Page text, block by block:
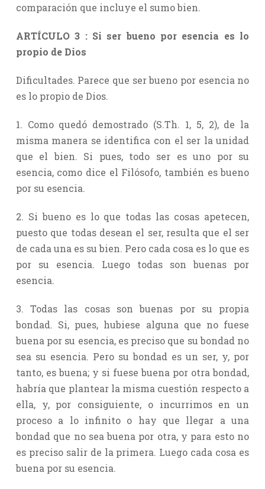
comparación que incluye el sumo bien.
ARTÍCULO 3 : Si ser bueno por esencia es lo
propio de Dios
Dificultades. Parece que ser bueno por esencia no
es lo propio de Dios.
1. Como quedó demostrado (S.Th. 1, 5, 2), de la
misma manera se identifica con el ser la unidad
que el bien. Si pues, todo ser es uno por su
esencia, como dice el Filósofo, también es bueno
por su esencia.
2. Si bueno es lo que todas las cosas apetecen,
puesto que todas desean el ser, resulta que el ser
de cada una es su bien. Pero cada cosa es lo que es
por su esencia. Luego todas son buenas por
esencia.
3. Todas las cosas son buenas por su propia
bondad. Si, pues, hubiese alguna que no fuese
buena por su esencia, es preciso que su bondad no
sea su esencia. Pero su bondad es un ser, y, por
tanto, es buena; y si fuese buena por otra bondad,
habría que plantear la misma cuestión respecto a
ella, y, por consiguiente, o incurrimos en un
proceso a lo infinito o hay que llegar a una
bondad que no sea buena por otra, y para esto no
es preciso salir de la primera. Luego cada cosa es
buena por su esencia.